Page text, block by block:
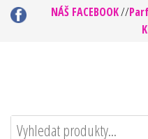
NÁŠ FACEBOOK//